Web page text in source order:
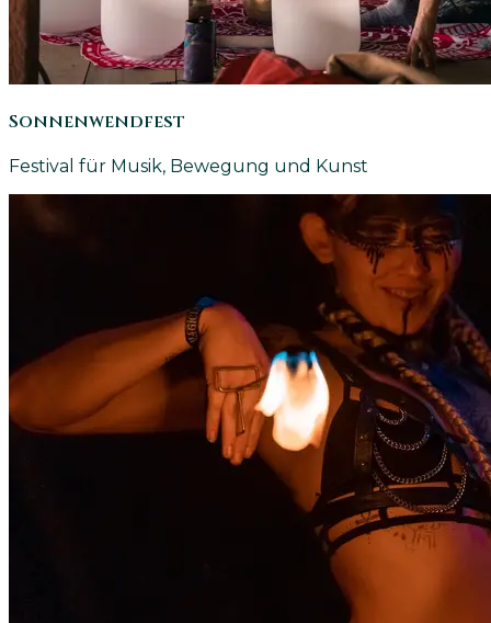
Sonnenwendfest
Festival für Musik, Bewegung und Kunst